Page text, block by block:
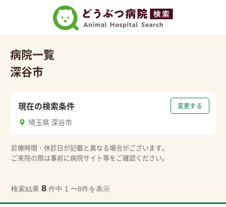
病院一覧
深谷市
変更する
現在の検索条件
埼玉県 深谷市
診療時間・休診日が記載と異なる場合がございます。
ご来院の際は事前に病院サイト等をご確認ください。
検索結果 8 件中 1 〜8件を表示